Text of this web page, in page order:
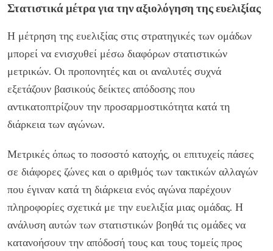
Στατιστικά μέτρα για την αξιολόγηση της ευελιξίας
Η μέτρηση της ευελιξίας στις στρατηγικές των ομάδων
μπορεί να ενισχυθεί μέσω διαφόρων στατιστικών
μετρικών. Οι προπονητές και οι αναλυτές συχνά
εξετάζουν βασικούς δείκτες απόδοσης που
αντικατοπτρίζουν την προσαρμοστικότητα κατά τη
διάρκεια των αγώνων.
Μετρικές όπως το ποσοστό κατοχής, οι επιτυχείς πάσες
σε διάφορες ζώνες και ο αριθμός των τακτικών αλλαγών
που έγιναν κατά τη διάρκεια ενός αγώνα παρέχουν
πληροφορίες σχετικά με την ευελιξία μιας ομάδας. Η
ανάλυση αυτών των στατιστικών βοηθά τις ομάδες να
κατανοήσουν την απόδοσή τους και τους τομείς προς